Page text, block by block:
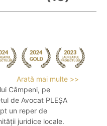
Arată mai multe >>
Câmpeni, pe
de Avocat PLEŞA
un reper de
juridice locale.